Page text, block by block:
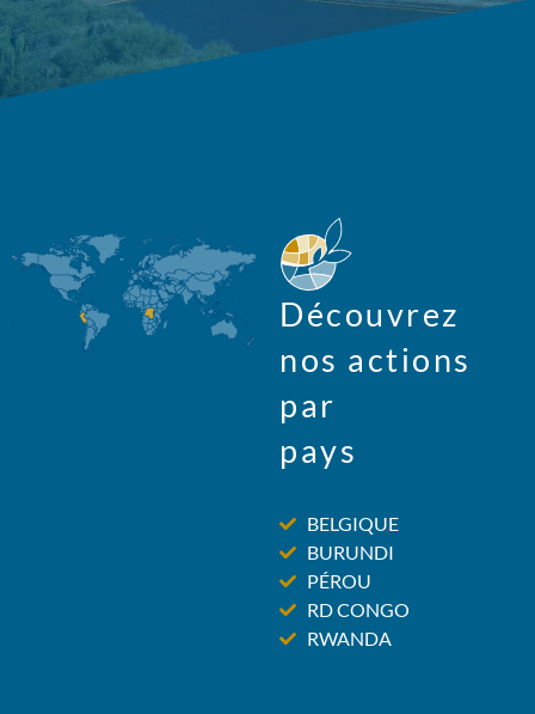
Découvrez
nos actions
par
pays
BELGIQUE
BURUNDI
PÉROU
RD CONGO
RWANDA